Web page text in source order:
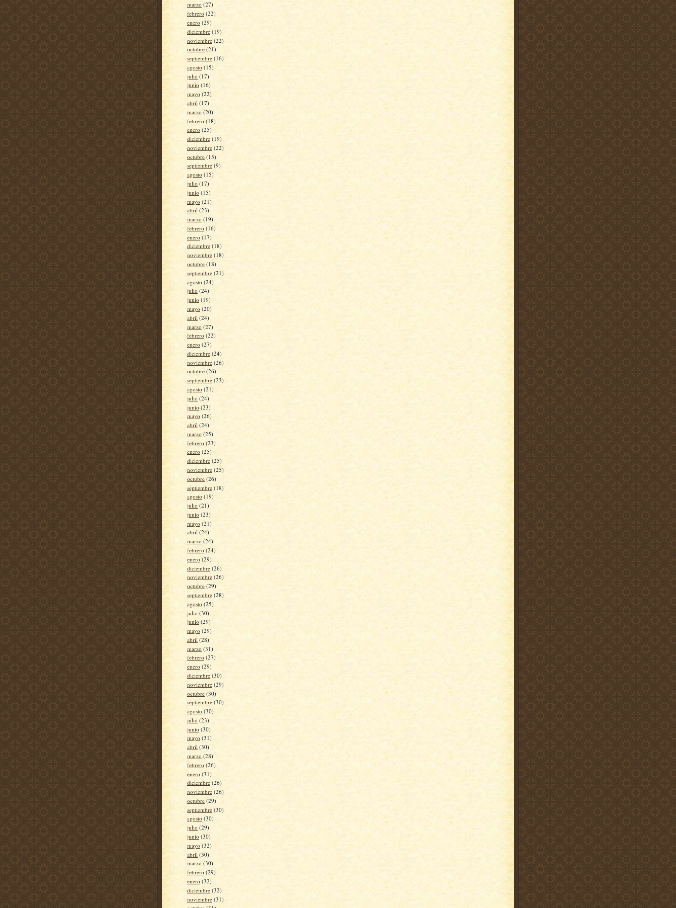
marzo (27)
febrero (22)
enero (29)
diciembre (19)
noviembre (22)
octubre (21)
septiembre (16)
agosto (15)
julio (17)
junio (16)
mayo (22)
abril (17)
marzo (20)
febrero (18)
enero (25)
diciembre (19)
noviembre (22)
octubre (15)
septiembre (9)
agosto (15)
julio (17)
junio (15)
mayo (21)
abril (23)
marzo (19)
febrero (16)
enero (17)
diciembre (18)
noviembre (18)
octubre (18)
septiembre (21)
agosto (24)
julio (24)
junio (19)
mayo (20)
abril (24)
marzo (27)
febrero (22)
enero (27)
diciembre (24)
noviembre (26)
octubre (26)
septiembre (23)
agosto (21)
julio (24)
junio (23)
mayo (26)
abril (24)
marzo (25)
febrero (23)
enero (25)
diciembre (25)
noviembre (25)
octubre (26)
septiembre (18)
agosto (19)
julio (21)
junio (23)
mayo (21)
abril (24)
marzo (24)
febrero (24)
enero (29)
diciembre (26)
noviembre (26)
octubre (29)
septiembre (28)
agosto (25)
julio (30)
junio (29)
mayo (29)
abril (28)
marzo (31)
febrero (27)
enero (29)
diciembre (30)
noviembre (29)
octubre (30)
septiembre (30)
agosto (30)
julio (23)
junio (30)
mayo (31)
abril (30)
marzo (28)
febrero (26)
enero (31)
diciembre (26)
noviembre (26)
octubre (29)
septiembre (30)
agosto (30)
julio (29)
junio (30)
mayo (32)
abril (30)
marzo (30)
febrero (29)
enero (32)
diciembre (32)
noviembre (31)